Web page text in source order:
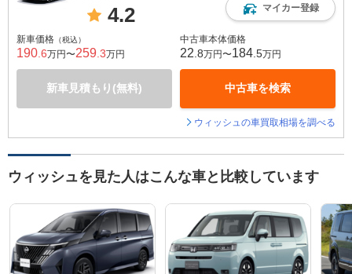
4.2 マイカー登録
新車価格 （税込）
190 .6万円〜259 .3万円
新車見積もり(無料)
中古車本体価格
22 .8万円〜184 .5万円
中古車を検索
ウィッシュの車買取相場を調べる
ウィッシュを見た人はこんな車と比較しています